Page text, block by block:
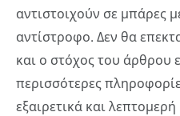
αντιστοιχούν σε μπάρες
αντίστροφο. Δεν θα
και ο στόχος του άρθρου
περισσότερες
εξαιρετικά και